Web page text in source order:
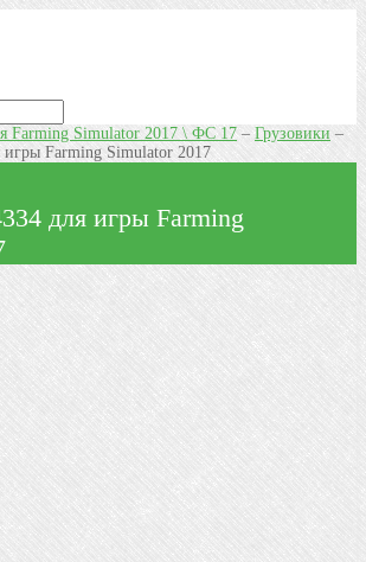
Farming Simulator 2017 \ ФС 17– Грузовики –
Farming Simulator 2017
для игры Farming